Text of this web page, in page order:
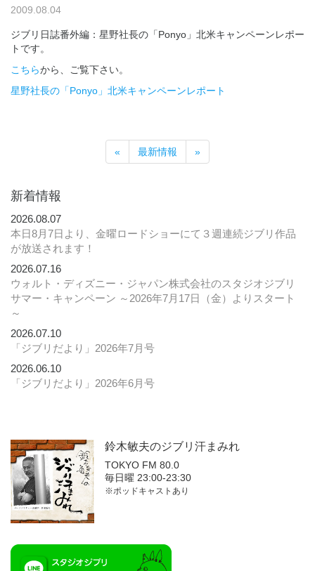
2009.08.04
ジブリ日誌番外編：星野社長の「Ponyo」北米キャンペーンレポー
トです。
こちらから、ご覧下さい。
星野社長の「Ponyo」北米キャンペーンレポート
« 最新情報 »
新着情報
2026.08.07
本日8月7日より、金曜ロードショーにて３週連続ジブリ作品
が放送されます！
2026.07.16
ウォルト・ディズニー・ジャパン株式会社のスタジオジブリ
サマー・キャンペーン ～2026年7月17日（金）よりスタート
～
2026.07.10
「ジブリだより」2026年7月号
2026.06.10
「ジブリだより」2026年6月号
鈴木敏夫のジブリ汗まみれ
TOKYO FM 80.0
毎日曜 23:00-23:30
※ポッドキャストあり